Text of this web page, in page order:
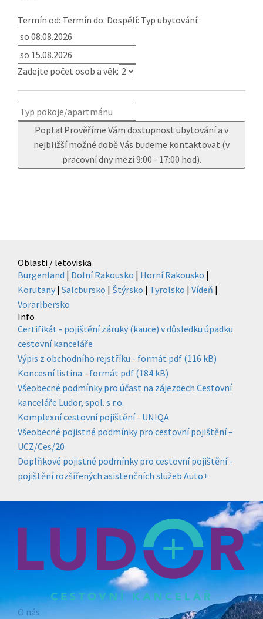
Termín od: Termín do: Dospělí: Typ ubytování:
Zadejte počet osob a věk:
PoptatPrověříme Vám dostupnost ubytování a v
nejbližší možné době Vás budeme kontaktovat (v
pracovní dny mezi 9:00 - 17:00 hod).
Oblasti / letoviska
Burgenland | Dolní Rakousko | Horní Rakousko |
Korutany | Salcbursko | Štýrsko | Tyrolsko | Vídeň |
Vorarlbersko
Info
Certifikát - pojištění záruky (kauce) v důsledku úpadku
cestovní kanceláře
Výpis z obchodního rejstříku - formát pdf (116 kB)
Koncesní listina - formát pdf (184 kB)
Všeobecné podmínky pro účast na zájezdech Cestovní
kanceláře Ludor, spol. s r.o.
Komplexní cestovní pojištění - UNIQA
Všeobecné pojistné podmínky pro cestovní pojištění –
UCZ/Ces/20
Doplňkové pojistné podmínky pro cestovní pojištění -
pojištění rozšířených asistenčních služeb Auto+
O nás